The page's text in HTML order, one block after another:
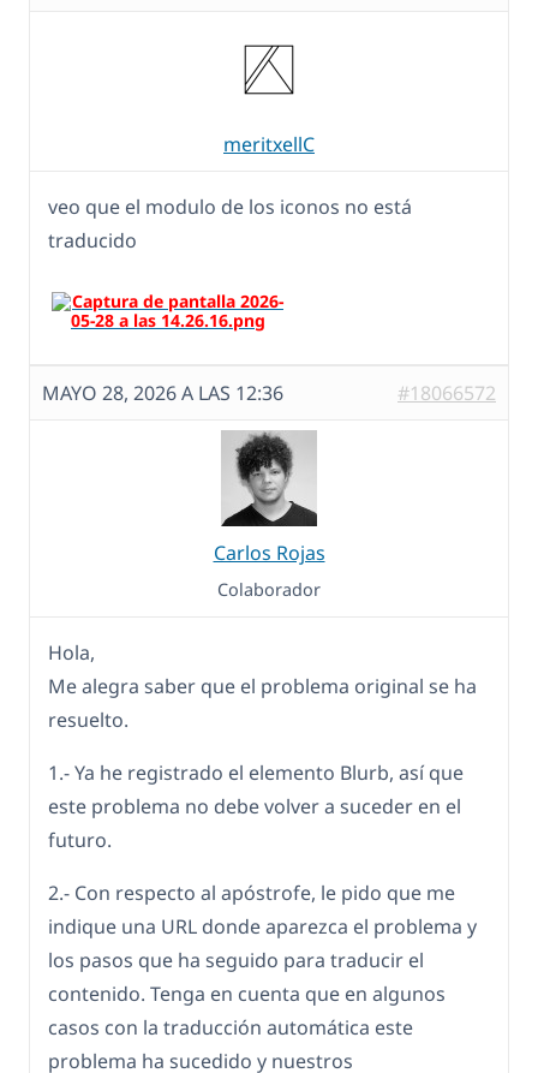
meritxellC
veo que el modulo de los iconos no está
traducido
MAYO 28, 2026 A LAS 12:36 #18066572
Carlos Rojas
Colaborador
Hola,
Me alegra saber que el problema original se ha
resuelto.
1.- Ya he registrado el elemento Blurb, así que
este problema no debe volver a suceder en el
futuro.
2.- Con respecto al apóstrofe, le pido que me
indique una URL donde aparezca el problema y
los pasos que ha seguido para traducir el
contenido. Tenga en cuenta que en algunos
casos con la traducción automática este
problema ha sucedido y nuestros